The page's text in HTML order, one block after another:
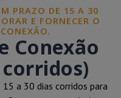
PRAZO DE 15 A 30
E FORNECER O
Conexão
corridos)
a 30 dias corridos para